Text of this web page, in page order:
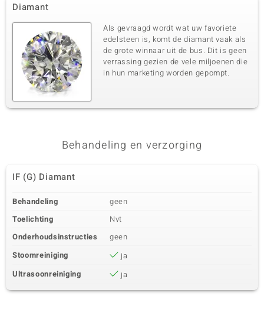
Diamant
Als gevraagd wordt wat uw favoriete
edelsteen is, komt de diamant vaak als
de grote winnaar uit de bus. Dit is geen
verrassing gezien de vele miljoenen die
in hun marketing worden gepompt.
Behandeling en verzorging
IF (G) Diamant
Behandeling
geen
Toelichting
Nvt
Onderhoudsinstructies
geen
Stoomreiniging
ja
Ultrasoonreiniging
ja